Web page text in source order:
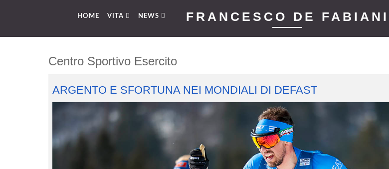
HOME VITA NEWS FRANCESCO DE FABIANI
Centro Sportivo Esercito
ARGENTO E SFORTUNA NEI MONDIALI DI DEFAST